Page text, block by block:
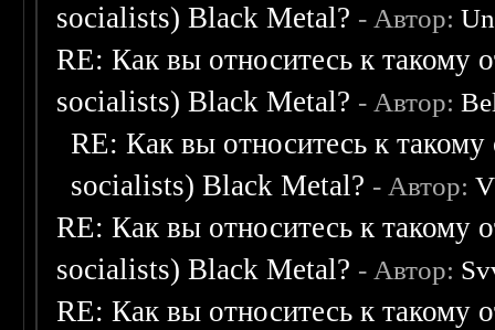
socialists) Black Metal? - Автор:
RE: Как вы относитесь к такому
socialists) Black Metal? - Автор:
RE: Как вы относитесь к
socialists) Black Metal? - Автор:
RE: Как вы относитесь к такому
socialists) Black Metal? - Автор:
RE: Как вы относитесь к такому